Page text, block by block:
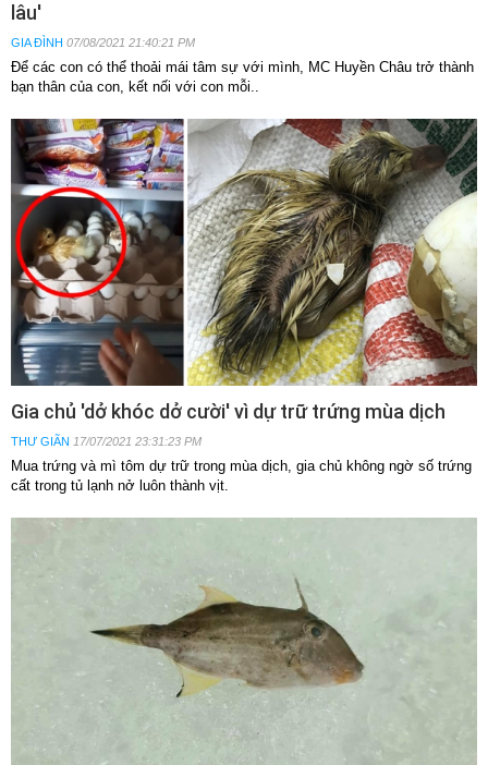
lâu'
GIA ĐÌNH 07/08/2021 21:40:21 PM
Để các con có thể thoải mái tâm sự với mình, MC Huyền Châu trở thành
bạn thân của con, kết nối với con mỗi..
Gia chủ 'dở khóc dở cười' vì dự trữ trứng mùa dịch
THƯ GIÃN 17/07/2021 23:31:23 PM
Mua trứng và mì tôm dự trữ trong mùa dịch, gia chủ không ngờ số trứng
cất trong tủ lạnh nở luôn thành vịt.